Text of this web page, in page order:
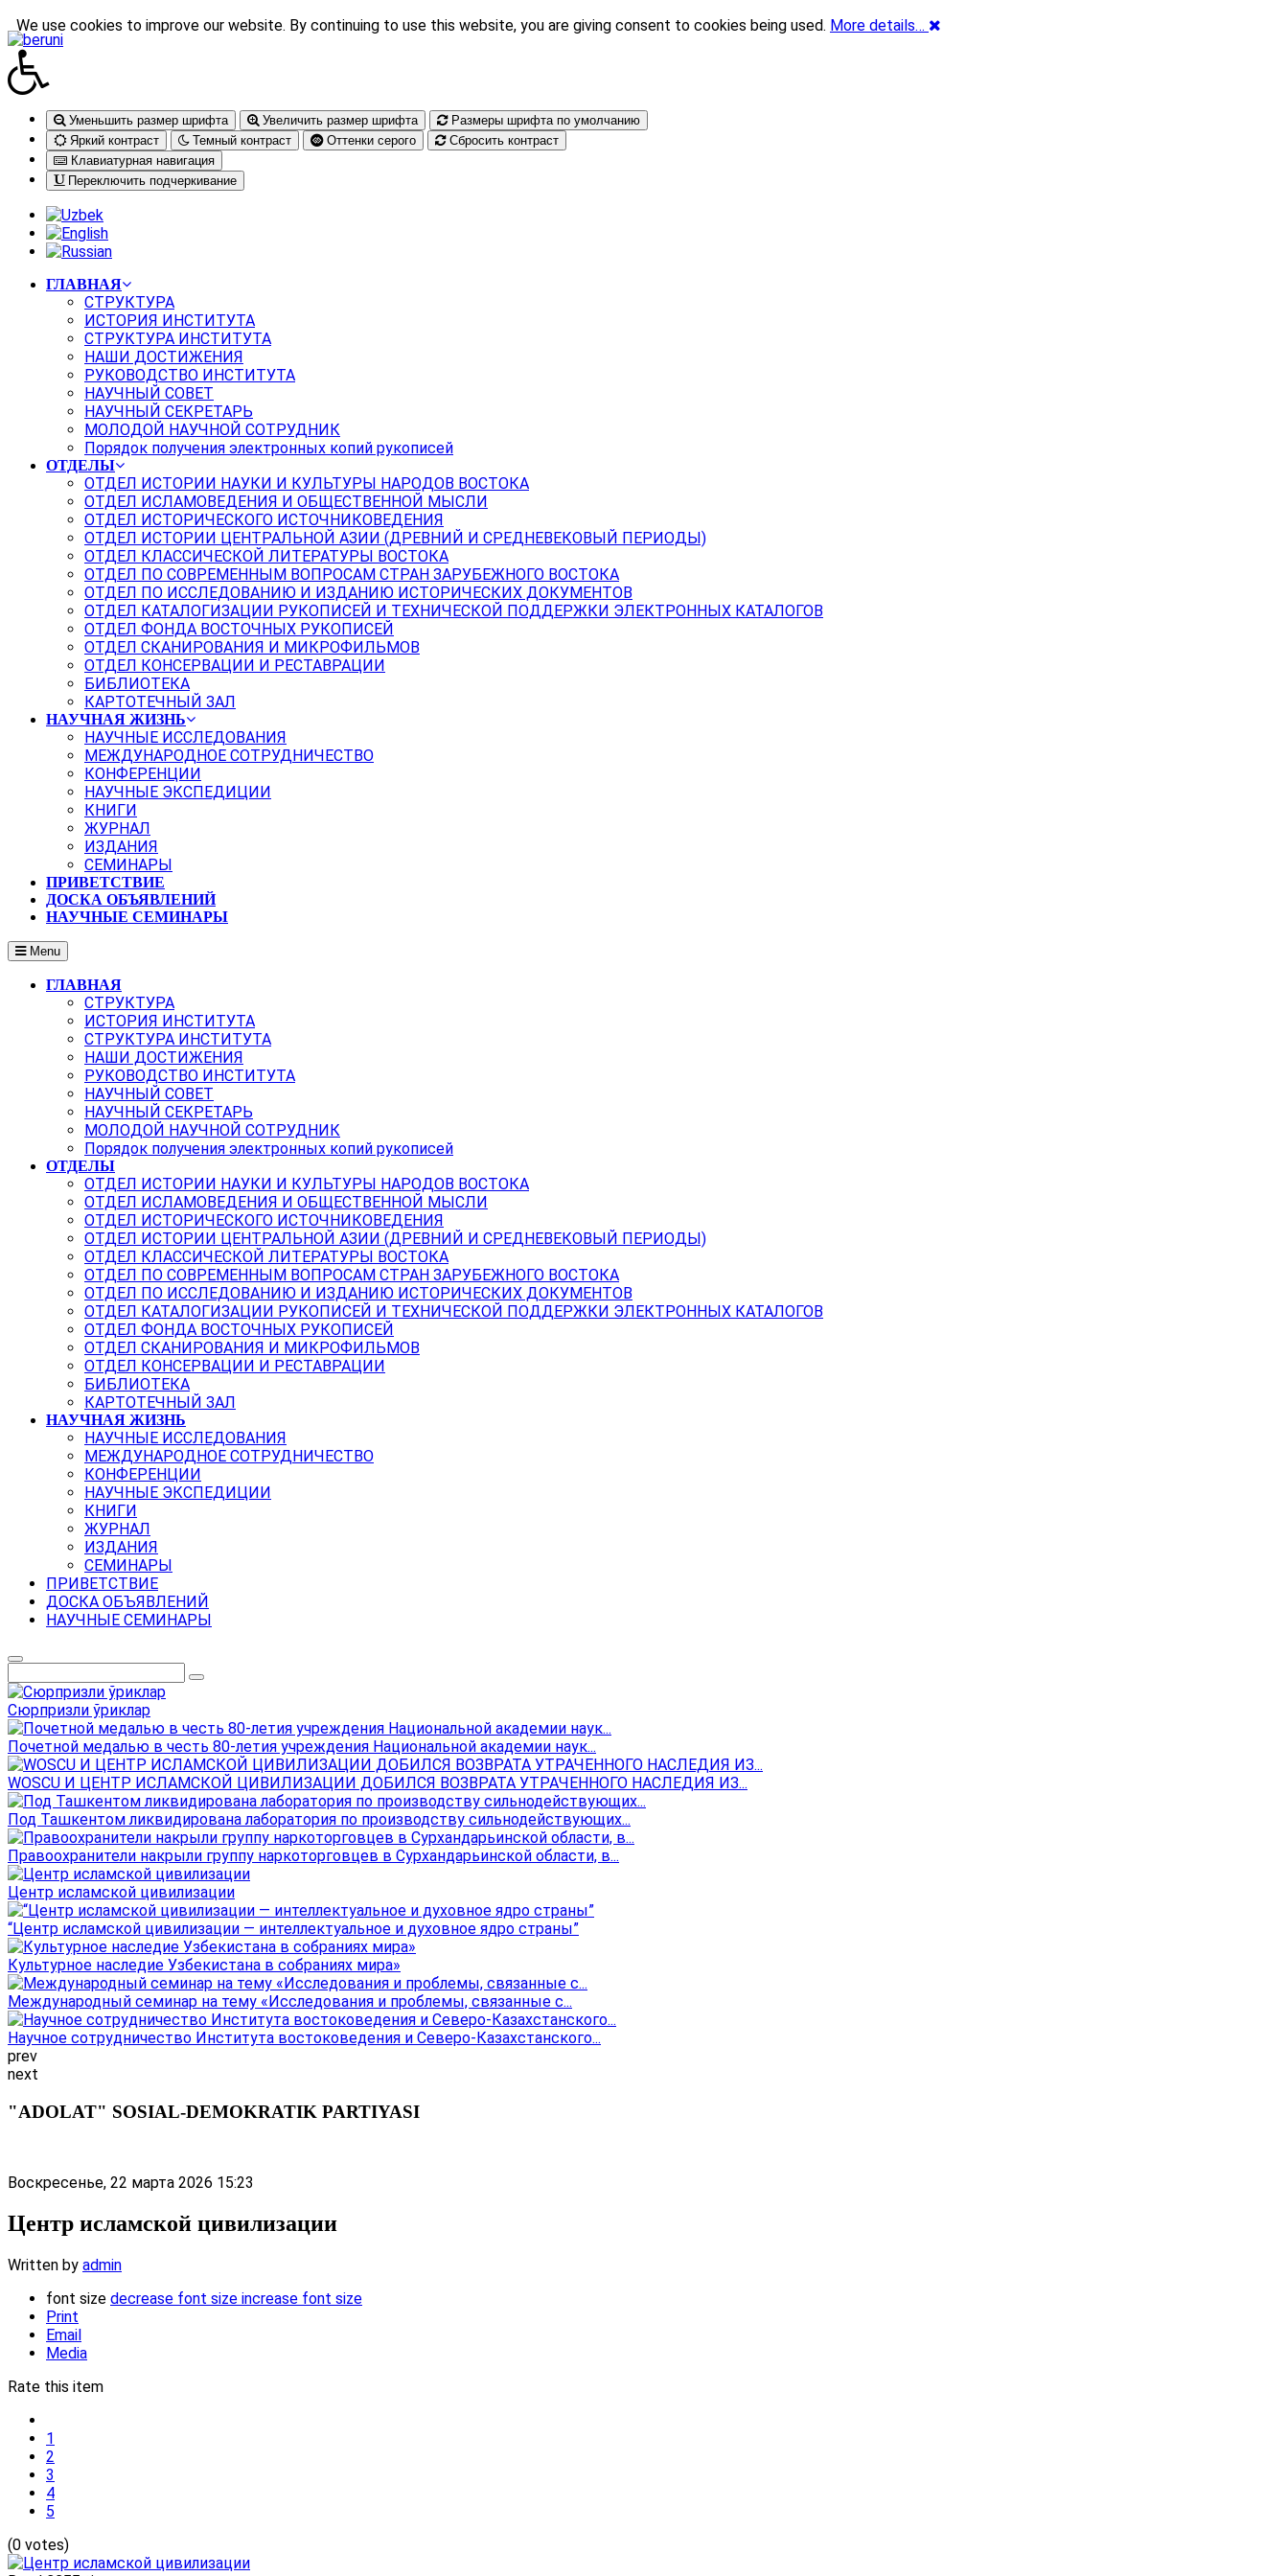
Уменьшить размер шрифта Увеличить размер шрифта
Размеры шрифта по умолчанию
Яркий контраст
Темный контраст Оттенки серого
Сбросить контраст
Клавиатурная навигация
Переключить подчеркивание
ГЛАВНАЯ
СТРУКТУРА
ИСТОРИЯ ИНСТИТУТА
СТРУКТУРА ИНСТИТУТА
НАШИ ДОСТИЖЕНИЯ
РУКОВОДСТВО ИНСТИТУТА
НАУЧНЫЙ СОВЕТ
НАУЧНЫЙ СЕКРЕТАРЬ
МОЛОДОЙ НАУЧНОЙ СОТРУДНИК
Порядок получения электронных копий рукописей
ОТДЕЛЫ
ОТДЕЛ ИСТОРИИ НАУКИ И КУЛЬТУРЫ НАРОДОВ ВОСТОКА
ОТДЕЛ ИСЛАМОВЕДЕНИЯ И ОБЩЕСТВЕННОЙ МЫСЛИ
ОТДЕЛ ИСТОРИЧЕСКОГО ИСТОЧНИКОВЕДЕНИЯ
ОТДЕЛ ИСТОРИИ ЦЕНТРАЛЬНОЙ АЗИИ (ДРЕВНИЙ И СРЕДНЕВЕКОВЫЙ ПЕРИОДЫ)
ОТДЕЛ КЛАССИЧЕСКОЙ ЛИТЕРАТУРЫ ВОСТОКА
ОТДЕЛ ПО СОВРЕМЕННЫМ ВОПРОСАМ СТРАН ЗАРУБЕЖНОГО ВОСТОКА
ОТДЕЛ ПО ИССЛЕДОВАНИЮ И ИЗДАНИЮ ИСТОРИЧЕСКИХ ДОКУМЕНТОВ
ОТДЕЛ КАТАЛОГИЗАЦИИ РУКОПИСЕЙ И ТЕХНИЧЕСКОЙ ПОДДЕРЖКИ ЭЛЕКТРОННЫХ КАТАЛОГОВ
ОТДЕЛ ФОНДА ВОСТОЧНЫХ РУКОПИСЕЙ
ОТДЕЛ СКАНИРОВАНИЯ И МИКРОФИЛЬМОВ
ОТДЕЛ КОНСЕРВАЦИИ И РЕСТАВРАЦИИ
БИБЛИОТЕКА
КАРТОТЕЧНЫЙ ЗАЛ
НАУЧНАЯ ЖИЗНЬ
НАУЧНЫЕ ИССЛЕДОВАНИЯ
МЕЖДУНАРОДНОЕ СОТРУДНИЧЕСТВО
КОНФЕРЕНЦИИ
НАУЧНЫЕ ЭКСПЕДИЦИИ
КНИГИ
ЖУРНАЛ
ИЗДАНИЯ
СЕМИНАРЫ
ПРИВЕТСТВИЕ
ДОСКА ОБЪЯВЛЕНИЙ
НАУЧНЫЕ СЕМИНАРЫ
Menu
ГЛАВНАЯ
СТРУКТУРА
ИСТОРИЯ ИНСТИТУТА
СТРУКТУРА ИНСТИТУТА
НАШИ ДОСТИЖЕНИЯ
РУКОВОДСТВО ИНСТИТУТА
НАУЧНЫЙ СОВЕТ
НАУЧНЫЙ СЕКРЕТАРЬ
МОЛОДОЙ НАУЧНОЙ СОТРУДНИК
Порядок получения электронных копий рукописей
ОТДЕЛЫ
ОТДЕЛ ИСТОРИИ НАУКИ И КУЛЬТУРЫ НАРОДОВ ВОСТОКА
ОТДЕЛ ИСЛАМОВЕДЕНИЯ И ОБЩЕСТВЕННОЙ МЫСЛИ
ОТДЕЛ ИСТОРИЧЕСКОГО ИСТОЧНИКОВЕДЕНИЯ
ОТДЕЛ ИСТОРИИ ЦЕНТРАЛЬНОЙ АЗИИ (ДРЕВНИЙ И СРЕДНЕВЕКОВЫЙ ПЕРИОДЫ)
ОТДЕЛ КЛАССИЧЕСКОЙ ЛИТЕРАТУРЫ ВОСТОКА
ОТДЕЛ ПО СОВРЕМЕННЫМ ВОПРОСАМ СТРАН ЗАРУБЕЖНОГО ВОСТОКА
ОТДЕЛ ПО ИССЛЕДОВАНИЮ И ИЗДАНИЮ ИСТОРИЧЕСКИХ ДОКУМЕНТОВ
ОТДЕЛ КАТАЛОГИЗАЦИИ РУКОПИСЕЙ И ТЕХНИЧЕСКОЙ ПОДДЕРЖКИ ЭЛЕКТРОННЫХ КАТАЛОГОВ
ОТДЕЛ ФОНДА ВОСТОЧНЫХ РУКОПИСЕЙ
ОТДЕЛ СКАНИРОВАНИЯ И МИКРОФИЛЬМОВ
ОТДЕЛ КОНСЕРВАЦИИ И РЕСТАВРАЦИИ
БИБЛИОТЕКА
КАРТОТЕЧНЫЙ ЗАЛ
НАУЧНАЯ ЖИЗНЬ
НАУЧНЫЕ ИССЛЕДОВАНИЯ
МЕЖДУНАРОДНОЕ СОТРУДНИЧЕСТВО
КОНФЕРЕНЦИИ
НАУЧНЫЕ ЭКСПЕДИЦИИ
КНИГИ
ЖУРНАЛ
ИЗДАНИЯ
СЕМИНАРЫ
ПРИВЕТСТВИЕ
ДОСКА ОБЪЯВЛЕНИЙ
НАУЧНЫЕ СЕМИНАРЫ
Сюрпризли ўриклар
Почетной медалью в честь 80-летия учреждения Национальной академии наук...
WOSCU И ЦЕНТР ИСЛАМСКОЙ ЦИВИЛИЗАЦИИ ДОБИЛСЯ ВОЗВРАТА УТРАЧЕННОГО НАСЛЕДИЯ ИЗ...
Под Ташкентом ликвидирована лаборатория по производству сильнодействующих...
Правоохранители накрыли группу наркоторговцев в Сурхандарьинской области, в...
Центр исламской цивилизации
“Центр исламской цивилизации — интеллектуальное и духовное ядро страны”
Культурное наследие Узбекистана в собраниях мира»
Международный семинар на тему «Исследования и проблемы, связанные с...
Научное сотрудничество Института востоковедения и Северо-Казахстанского...
prev
next
"ADOLAT" SOSIAL-DEMOKRATIK PARTIYASI
Воскресенье, 22 марта 2026 15:23
Центр исламской цивилизации
Written by admin
font size decrease font size increase font size
Print
Email
Media
Rate this item
1
2
3
4
5
(0 votes)
We use cookies to improve our website. By continuing to use this website, you are giving consent to cookies being used. More details…